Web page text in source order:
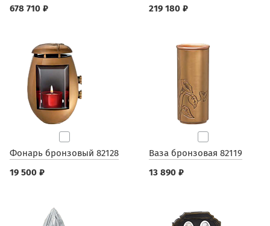
678 710 ₽
219 180 ₽
Фонарь бронзовый 82128
19 500 ₽
Ваза бронзовая 82119
13 890 ₽